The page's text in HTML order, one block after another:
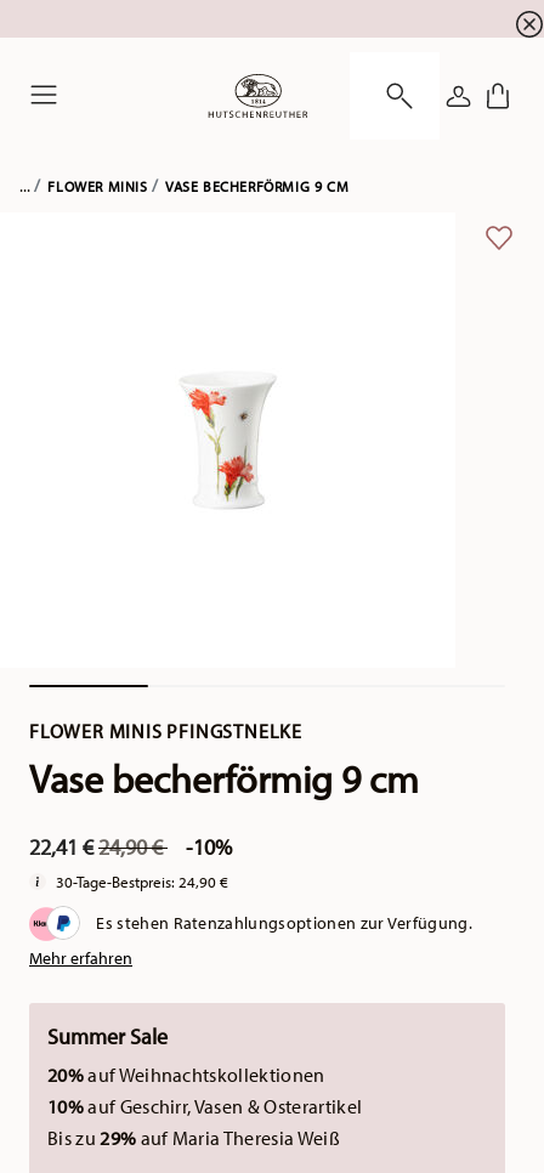
... FLOWER MINIS VASE BECHERFÖRMIG 9 CM
FLOWER MINIS PFINGSTNELKE
Vase becherförmig 9 cm
22,41 €Price reduced from
24,90 €to -10%
30-Tage-Bestpreis: 24,90 €
Es stehen Ratenzahlungsoptionen zur Verfügung.
Mehr erfahren
Summer Sale
20%auf Weihnachtskollektionen
10%auf Geschirr, Vasen & Osterartikel
Bis zu29% auf Maria Theresia Weiß
ADD